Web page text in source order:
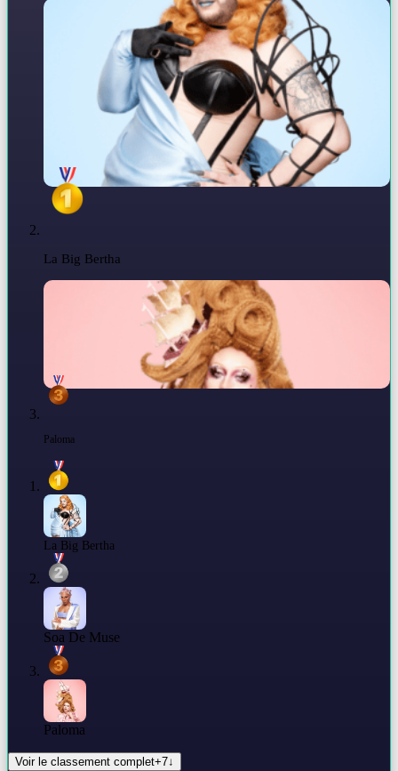
La Big Bertha
Paloma
La Big Bertha
Soa De Muse
Paloma
Voir le classement complet+7↓